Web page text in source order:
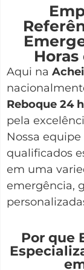
Aqui na
Reboque 24
pela
Nossa
qualificados
em uma
emergência,
Por que